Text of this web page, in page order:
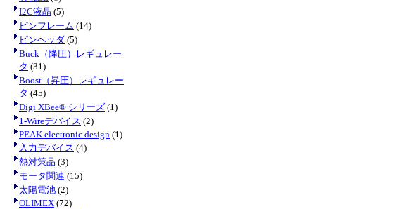
I2C液晶 (5)
ピンフレーム (14)
ピンヘッダ (5)
Buck（降圧）レギュレー
タ (31)
Boost（昇圧）レギュレー
タ (45)
Digi XBee® シリーズ (1)
1-Wireデバイス (2)
PEAK electronic design (1)
入力デバイス (4)
熱対策品 (3)
モータ関連 (15)
太陽電池 (2)
OLIMEX (72)